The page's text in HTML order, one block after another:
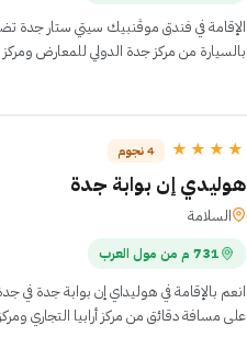
بالسيارة من مركز جدة الدولي للمعارض ومركز أرابيا التجاري.
★★★★ 4 نجوم
هوليدي إن بوابة جدة
السلامة
731 م من مول العرب
انعم بالإقامة في هوليداي إن بوابة جدة في
على مسافة دقائق من مركز أرابيا التجاري ومركز